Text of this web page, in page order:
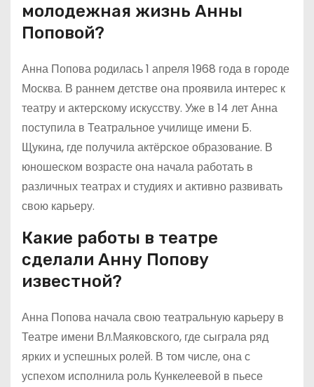
молодежная жизнь Анны
Поповой?
Анна Попова родилась 1 апреля 1968 года в городе
Москва. В раннем детстве она проявила интерес к
театру и актерскому искусству. Уже в 14 лет Анна
поступила в Театральное училище имени Б.
Щукина, где получила актёрское образование. В
юношеском возрасте она начала работать в
различных театрах и студиях и активно развивать
свою карьеру.
Какие работы в театре
сделали Анну Попову
известной?
Анна Попова начала свою театральную карьеру в
Театре имени Вл.Маяковского, где сыграла ряд
ярких и успешных ролей. В том числе, она с
успехом исполнила роль Кункелеевой в пьесе